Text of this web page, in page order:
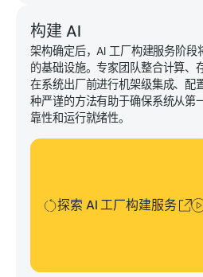
构建 AI
架构确定后，AI 工厂构建服务阶段
的基础设施。专家团队整合计算、
在系统出厂前进行机架级集成、配
种严谨的方法有助于确保系统从第
靠性和运行就绪性。
探索 AI 工厂构建服务
探索 AI 工厂构建服务